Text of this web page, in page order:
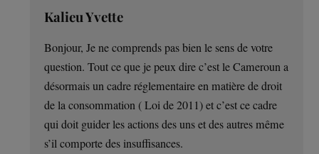
Kalieu Yvette
Bonjour, Je ne comprends pas bien le sens de votre
question. Tout ce que je peux dire c’est le Cameroun a
désormais un cadre réglementaire en matière de droit
de la consommation ( Loi de 2011) et c’est ce cadre
qui doit guider les actions des uns et des autres même
s’il comporte des insuffisances.